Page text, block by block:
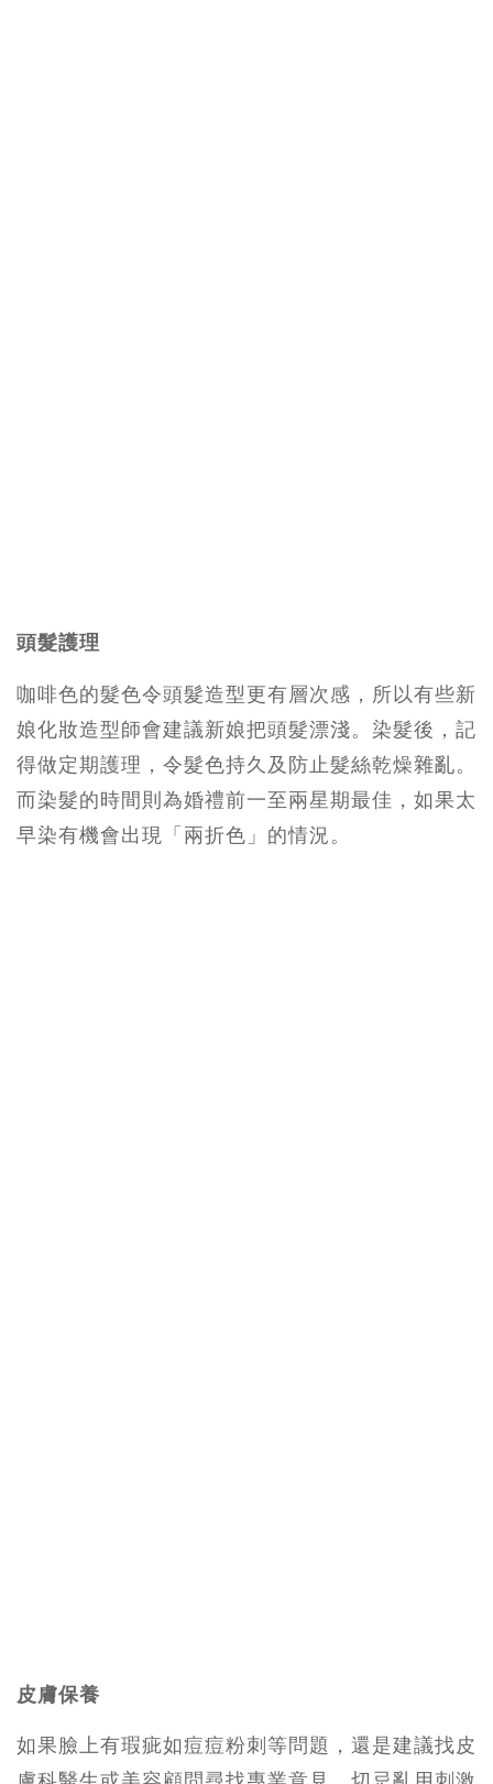
頭髮護理
咖啡色的髮色令頭髮造型更有層次感，所以有些新
娘化妝造型師會建議新娘把頭髮漂淺。染髮後，記
得做定期護理，令髮色持久及防止髮絲乾燥雜亂。
而染髮的時間則為婚禮前一至兩星期最佳，如果太
早染有機會出現「兩折色」的情況。
皮膚保養
如果臉上有瑕疵如痘痘粉刺等問題，還是建議找皮